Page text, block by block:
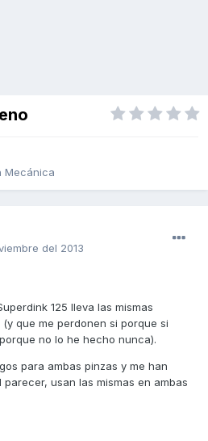
Mecánica
del 2013
125 lleva las mismas
que me perdonen si porque si
no lo he hecho nunca).
para ambas pinzas y me han
usan las mismas en ambas